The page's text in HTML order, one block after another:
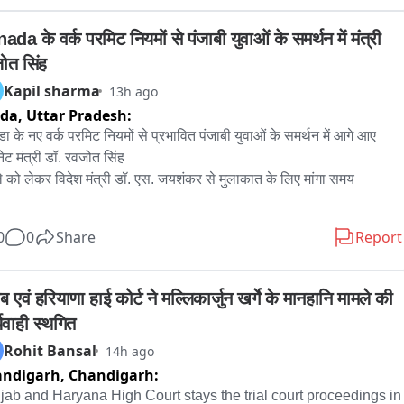
समिति (Estimates Committee) प्राकृतिक गैस की आपूर्ति और वितरण
अनुकूल कृषि पर अपनी रिपोर्ट पेश करेगी।
सशक्तिकरण समिति राष्ट्रीय महिला आयोग और जनजातीय महिलाओं की
सुविधाओं से जुड़ी एक्शन टेकन स्टेटमेंट रखेगी।
कल्याण समिति डाक विभाग में ओबीसी प्रतिनिधित्व और कल्याण पर रिपोर्ट पेश
संबंधी स्थायी समिति रक्षा बजट, सेना, नौसेना, वायुसेना, सीमा सड़क संगठन,
की स्थायी समिति साइबर अपराध, जम्मू-कश्मीर एवं लद्दाख की आंतरिक
और आपदा प्रबंधन पर रिपोर्ट पेश करेगी।
एवं प्रौद्योगिकी समिति हिमालयी वनाग्नि, दिल्ली-एनसीआर जल प्रदूषण और
संस्थानों की कार्यप्रणाली पर रिपोर्ट रखेगी।
के वर्क परमिट नियमों से पंजाबी युवाओं के समर्थन में मंत्री
सिंह
Kapil sharma 13h ago
Uttar Pradesh:
के नए वर्क परमिट नियमों से प्रभावित पंजाबी युवाओं के समर्थन में आगे आए
मंत्री डॉ. रवजोत सिंह
को लेकर विदेश मंत्री डॉ. एस. जयशंकर से मुलाकात के लिए मांगा समय
0 Share Report
एवं हरियाणा हाई कोर्ट ने मल्लिकार्जुन खर्गे के मानहानि मामले की
स्थगित
Rohit Bansal 14h ago
Chandigarh:
and Haryana High Court stays the trial court proceedings in